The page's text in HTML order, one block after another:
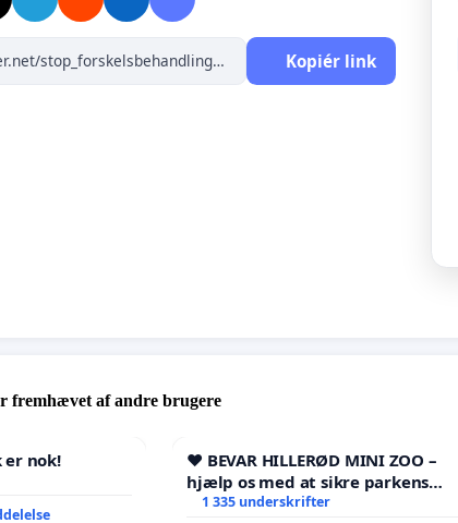
Kopiér link
fremhævet af andre brugere
er nok!
❤️ BEVAR HILLERØD MINI ZOO –
hjælp os med at sikre parkens
fremtid ❤️
1 335 underskrifter